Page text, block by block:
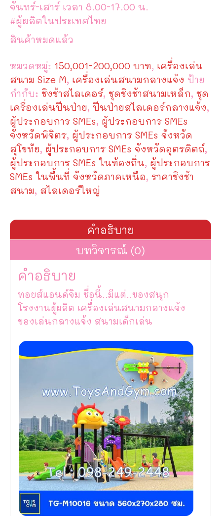
จันทร์-เสาร์ เวลา 8.00-17.00 น.
#ผู้ผลิตในประเทศไทย
สินค้าหมดแล้ว
หมวดหมู่: 150,001-200,000 บาท, เครื่องเล่น
สนาม Size M, เครื่องเล่นสนามกลางแจ้ง ป้าย
กำกับ: ชิงช้าสไลเดอร์, ชุดชิงช้าสนามเหล็ก, ชุด
เครื่องเล่นปีนป่าย, ปีนป่ายสไลเดอร์กลางแจ้ง,
ผู้ประกอบการ SMEs, ผู้ประกอบการ SMEs
จังหวัดพิจิตร, ผู้ประกอบการ SMEs จังหวัด
สุโขทัย, ผู้ประกอบการ SMEs จังหวัดอุตรดิตถ์,
ผู้ประกอบการ SMEs ในท้องถิ่น, ผู้ประกอบการ
SMEs ในพื้นที่ จังหวัดภาคเหนือ, ราคาชิงช้า
สนาม, สไลเดอร์ใหญ่
คำอธิบาย
บทวิจารณ์ (0)
คำอธิบาย
ทอยส์แอนด์จิม ชื่อนี้..มีแต่..ของสนุก
โรงงานผู้ผลิต เครื่องเล่นสนามกลางแจ้ง
ของเล่นกลางแจ้ง สนามเด็กเล่น